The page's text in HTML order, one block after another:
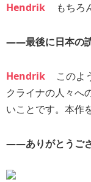
Hendrik もちろ
――最後に日本の読
Hendrik
このよ
クライナの人々へ
いことです。本作
――ありがとうござ